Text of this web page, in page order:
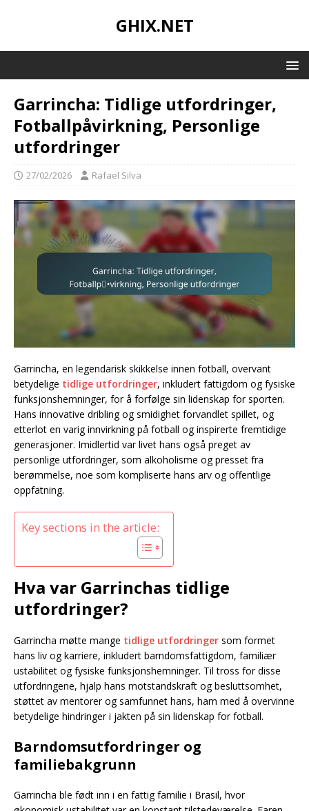
GHIX.NET
Garrincha: Tidlige utfordringer,
Fotballpåvirkning, Personlige
utfordringer
27/02/2026 Rafael Silva
Garrincha, en legendarisk skikkelse innen fotball, overvant
betydelige tidlige utfordringer, inkludert fattigdom og fysiske
funksjonshemninger, for å forfølge sin lidenskap for sporten.
Hans innovative dribling og smidighet forvandlet spillet, og
etterlot en varig innvirkning på fotball og inspirerte fremtidige
generasjoner. Imidlertid var livet hans også preget av
personlige utfordringer, som alkoholisme og presset fra
berømmelse, noe som kompliserte hans arv og offentlige
oppfatning.
Key sections in the article:
Hva var Garrinchas tidlige
utfordringer?
Garrincha møtte mange tidlige utfordringer som formet
hans liv og karriere, inkludert barndomsfattigdom, familiær
ustabilitet og fysiske funksjonshemninger. Til tross for disse
utfordringene, hjalp hans motstandskraft og besluttsomhet,
støttet av mentorer og samfunnet hans, ham med å overvinne
betydelige hindringer i jakten på sin lidenskap for fotball.
Barndomsutfordringer og
familiebakgrunn
Garrincha ble født inn i en fattig familie i Brasil, hvor